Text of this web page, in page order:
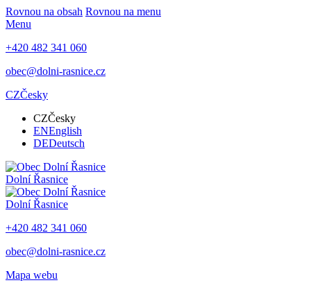
Rovnou na obsah Rovnou na menu
Menu
+420 482 341 060
obec@dolni-rasnice.cz
CZČesky
CZČesky
ENEnglish
DEDeutsch
Dolní Řasnice
Dolní Řasnice
+420 482 341 060
obec@dolni-rasnice.cz
Mapa webu